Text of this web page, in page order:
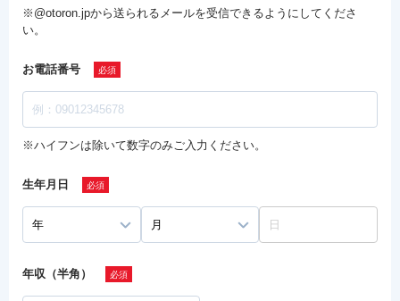
※@otoron.jpから送られるメールを受信できるようにしてくださ
い。
お電話番号
※ハイフンは除いて数字のみご入力ください。
生年月日
年収（半角）